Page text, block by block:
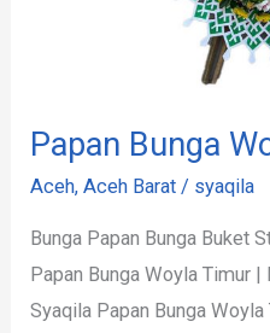
Papan Bunga
Aceh,Aceh Barat / syaqila
Bunga Papan Bunga Buket
Papan Bunga Woyla Timur
Syaqila Papan Bunga